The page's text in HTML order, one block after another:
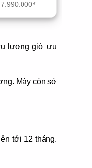
7.990.000₫
lượng gió lưu
Máy còn sở
tới 12 tháng.